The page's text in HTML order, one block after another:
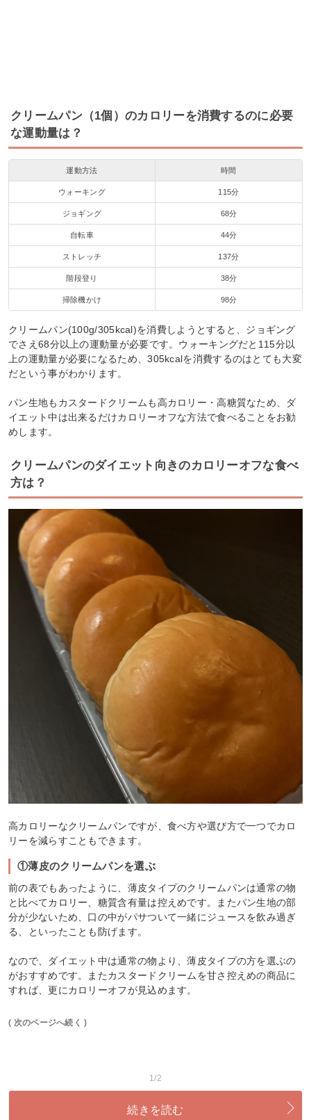
クリームパン（1個）のカロリーを消費するのに必要
な運動量は？
運動方法 時間
ウォーキング 115分
ジョギング 68分
自転車 44分
ストレッチ 137分
階段登り 38分
掃除機かけ 98分
クリームパン(100g/305kcal)を消費しようとすると、ジョギング
でさえ68分以上の運動量が必要です。ウォーキングだと115分以
上の運動量が必要になるため、305kcalを消費するのはとても大変
だという事がわかります。
パン生地もカスタードクリームも高カロリー・高糖質なため、ダ
イエット中は出来るだけカロリーオフな方法で食べることをお勧
めします。
クリームパンのダイエット向きのカロリーオフな食べ
方は？
高カロリーなクリームパンですが、食べ方や選び方で一つでカロ
リーを減らすこともできます。
①薄皮のクリームパンを選ぶ
前の表でもあったように、薄皮タイプのクリームパンは通常の物
と比べてカロリー、糖質含有量は控えめです。またパン生地の部
分が少ないため、口の中がパサついて一緒にジュースを飲み過ぎ
る、といったことも防げます。
なので、ダイエット中は通常の物より、薄皮タイプの方を選ぶの
がおすすめです。またカスタードクリームを甘さ控えめの商品に
すれば、更にカロリーオフが見込めます。
( 次のページへ続く )
1/2
続きを読む